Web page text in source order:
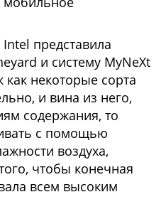
представила
и систему MyNeXt
как некоторые сорта
и вина из него,
содержания, то
с помощью
воздуха,
чтобы конечная
всем высоким